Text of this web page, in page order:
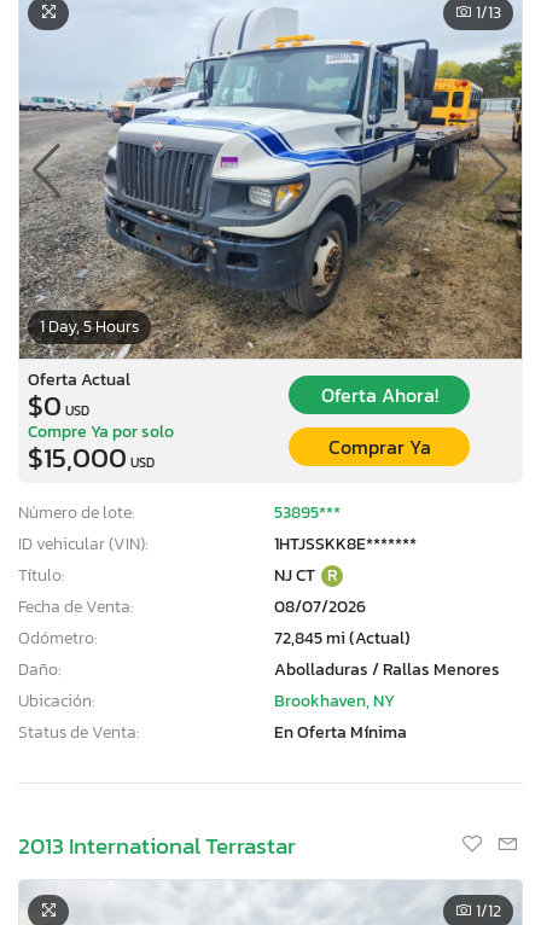
1 Day, 5 Hours
1/13
Oferta Actual
$0 USD
Oferta Ahora!
Compre Ya por solo
$15,000 USD
Comprar Ya
Número de lote:
53895***
ID vehicular (VIN):
1HTJSSKK8E*******
Título:
NJ CT R
Fecha de Venta:
08/07/2026
Odómetro:
72,845 mi (Actual)
Daño:
Abolladuras / Rallas Menores
Ubicación:
Brookhaven, NY
Status de Venta:
En Oferta Mínima
2013 International Terrastar
1/12